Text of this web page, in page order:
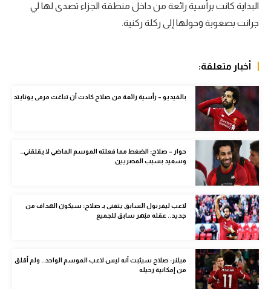
كرة السلة الأمريكية
الوطن العربي
في المونديال
رياضة نسائية
آسيا
أمريكا
ركن الألعاب
أقسام خاصة
Gamers
البداية كانت برأسية رائعة من داخل منطقة الجزاء تصدى لها لي
جرانت بصعوبة وحولها إلى ركلة ركنية.
أخبار متعلقة:
بالفيديو – رأسية رائعة من صلاح كادت أن تباغت مرمى يونايتد
حوار – صلاح: الضغط مما فعلته الموسم الماضي لا يقلقني..
وسعيد بسبب المصريين
لاعب ليفربول السابق يتغنى بـ صلاح: سيكون الهداف من
جديد.. عقله مبُهر سابق للجميع
ميلنر: صلاح سيثبت أنه ليس لاعب الموسم الواحد.. ولم أقلق
من إمكانية رحيله